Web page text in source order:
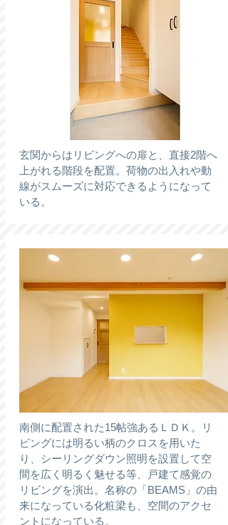
玄関からはリビングへの扉と、直接2階へ
上がれる階段を配置。荷物の出入れや動
線がスムーズに対応できるようになって
いる。
南側に配置された15帖強あるＬＤＫ。リ
ビングには明るい柄のクロスを用いた
り、シーリングダウン照明を設置して空
間を広く明るく魅せる等、戸建て感覚の
リビングを演出。名称の「BEAMS」の由
来になっている化粧梁も、空間のアクセ
ントになっている。